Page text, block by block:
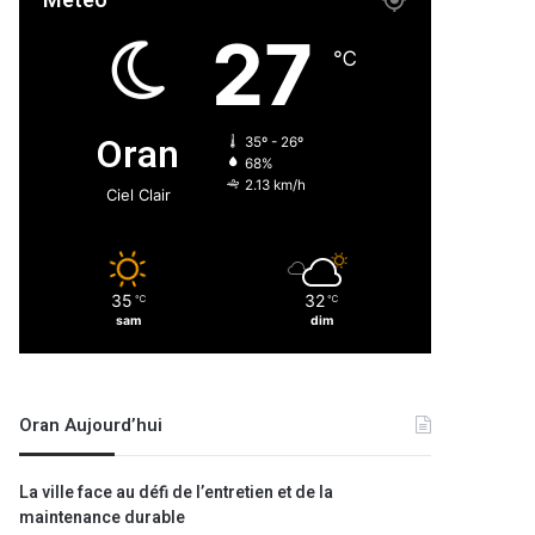
Oran
Ciel Clair
27 ℃
35º - 26º
68%
2.13 km/h
35 ℃
sam
32 ℃
dim
Oran Aujourd’hui
La ville face au défi de l’entretien et de la
maintenance durable